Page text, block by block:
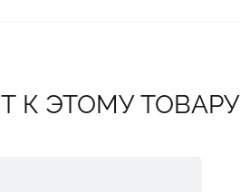
К ЭТОМУ ТОВАРУ